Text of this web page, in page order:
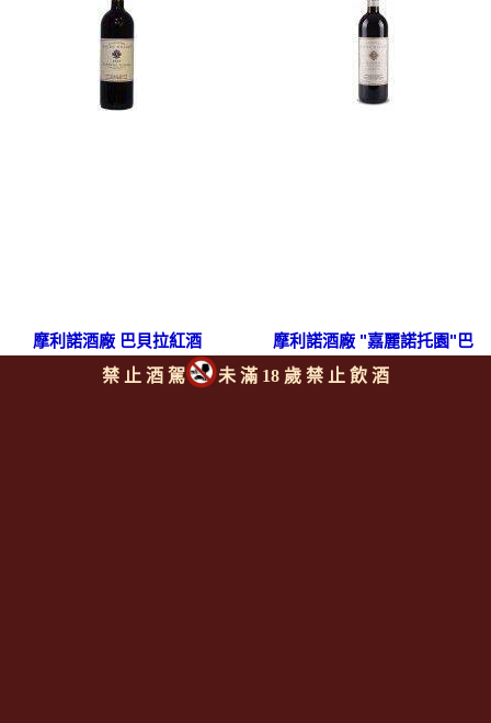
摩利諾酒廠 巴貝拉紅酒
MAURO MOLINO Barbera
D'Alba
摩利諾酒廠 "嘉麗諾托園"巴
羅鏤紅酒
MAURO MOLINO Barolo
禁 止 酒 駕 未 滿 18 歲 禁 止 飲 酒